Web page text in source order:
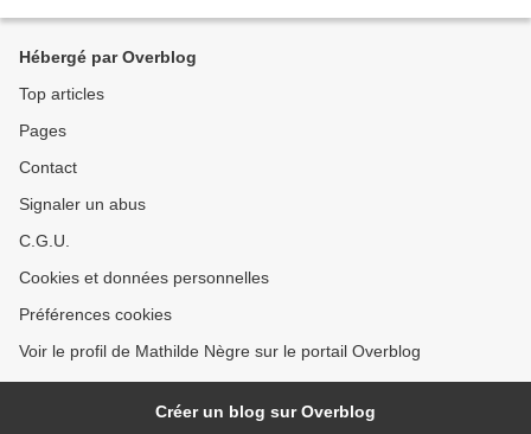
Hébergé par Overblog
Top articles
Pages
Contact
Signaler un abus
C.G.U.
Cookies et données personnelles
Préférences cookies
Voir le profil de Mathilde Nègre sur le portail Overblog
Créer un blog sur Overblog